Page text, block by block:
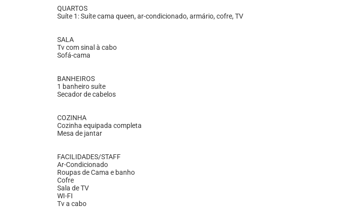
QUARTOS
Suíte 1: Suíte cama queen, ar-condicionado, armário, cofre, TV
SALA
Tv com sinal à cabo
Sofá-cama
BANHEIROS
1 banheiro suíte
Secador de cabelos
COZINHA
Cozinha equipada completa
Mesa de jantar
FACILIDADES/STAFF
Ar-Condicionado
Roupas de Cama e banho
Cofre
Sala de TV
WI-FI
Tv a cabo